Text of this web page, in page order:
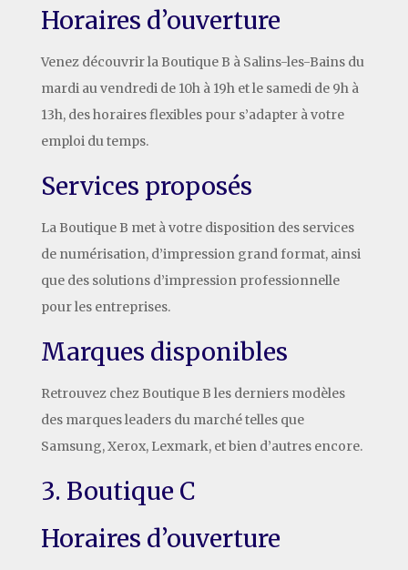
Horaires d’ouverture
Venez découvrir la Boutique B à Salins-les-Bains du
mardi au vendredi de 10h à 19h et le samedi de 9h à
13h, des horaires flexibles pour s’adapter à votre
emploi du temps.
Services proposés
La Boutique B met à votre disposition des services
de numérisation, d’impression grand format, ainsi
que des solutions d’impression professionnelle
pour les entreprises.
Marques disponibles
Retrouvez chez Boutique B les derniers modèles
des marques leaders du marché telles que
Samsung, Xerox, Lexmark, et bien d’autres encore.
3. Boutique C
Horaires d’ouverture